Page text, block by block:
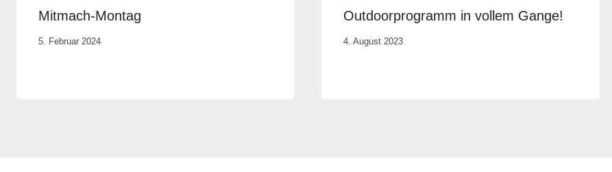
Mitmach-Montag
Von
5. Februar 2024
Outdoorprogramm in vollem Gange!
Von
4. August 2023